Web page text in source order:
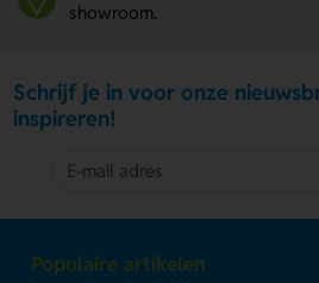
showroom.
Schrijf je in voor onze
inspireren!
Populaire artikelen